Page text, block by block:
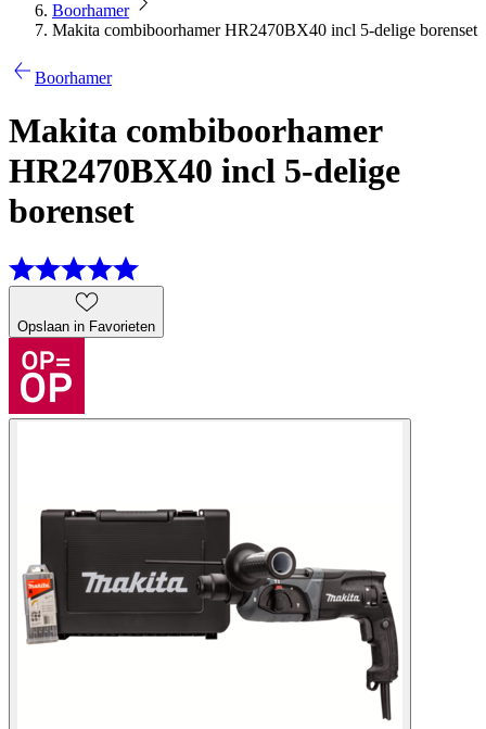
Boorhamer
Makita combiboorhamer HR2470BX40 incl 5-delige borenset
Boorhamer
Makita combiboorhamer
HR2470BX40 incl 5-delige
borenset
Opslaan in Favorieten